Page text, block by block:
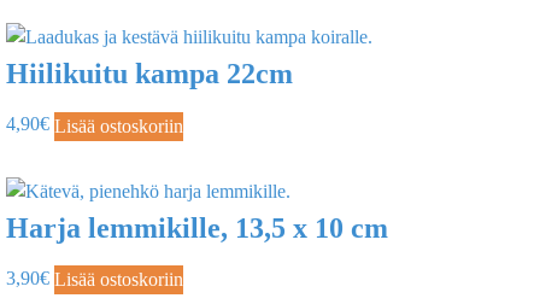
Hiilikuitu kampa 22cm
4,90€ Lisää ostoskoriin
Harja lemmikille, 13,5 x 10 cm
3,90€ Lisää ostoskoriin